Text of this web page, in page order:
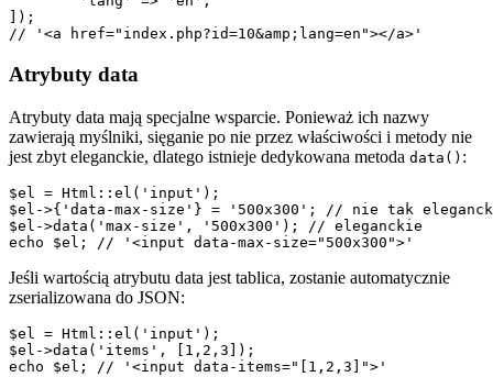
]);
Atrybuty data
Atrybuty data mają specjalne wsparcie. Ponieważ ich nazwy
zawierają myślniki, sięganie po nie przez właściwości i metody nie
jest zbyt eleganckie, dlatego istnieje dedykowana metoda data() :
$el = Html::el('input');
$el->{'data-max-size'} = '500x300'; // nie tak
$el->data('max-size', '500x300'); // eleganckie
Jeśli wartością atrybutu data jest tablica, zostanie automatycznie
zserializowana do JSON:
$el = Html::el('input');
$el->data('items', [1,2,3]);